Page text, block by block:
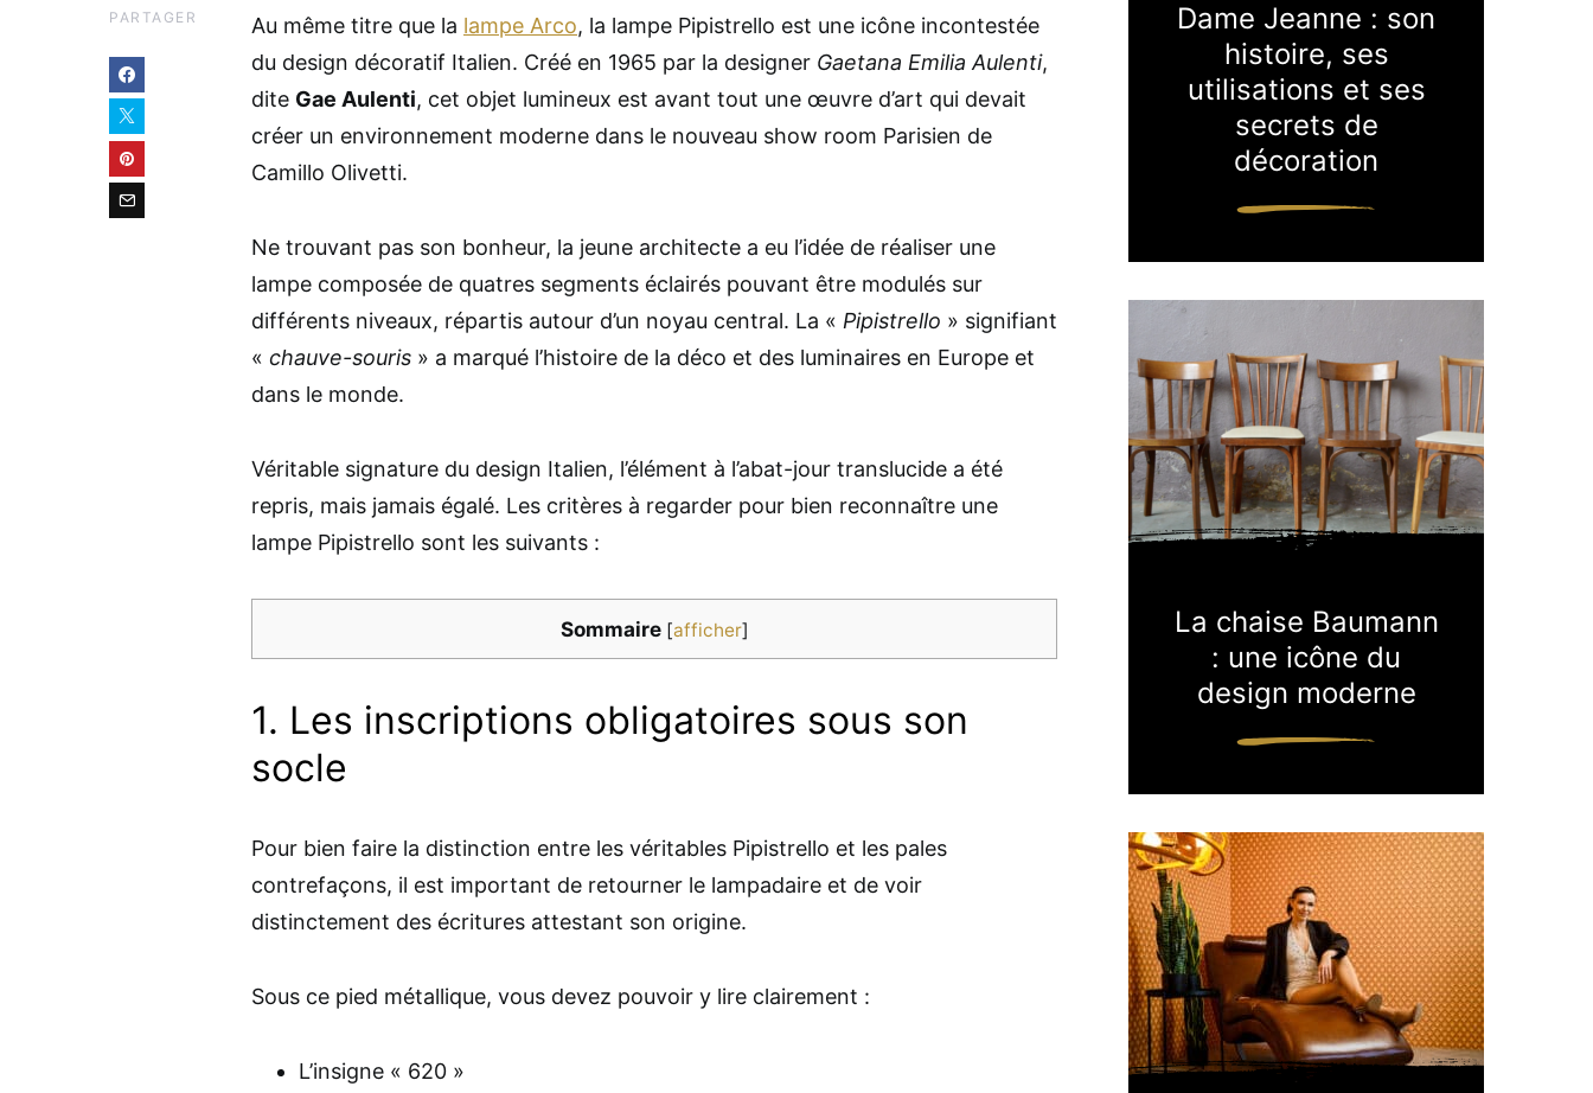
PARTAGER Au même titre que la lampe Arco, la lampe Pipistrello est une icône incontestée
du design décoratif Italien. Créé en 1965 par la designer Gaetana Emilia Aulenti,
dite Gae Aulenti, cet objet lumineux est avant tout une œuvre d’art qui devait
créer un environnement moderne dans le nouveau show room Parisien de
Camillo Olivetti.
Ne trouvant pas son bonheur, la jeune architecte a eu l’idée de réaliser une
lampe composée de quatres segments éclairés pouvant être modulés sur
différents niveaux, répartis autour d’un noyau central. La « Pipistrello » signifiant
« chauve-souris » a marqué l’histoire de la déco et des luminaires en Europe et
dans le monde.
Véritable signature du design Italien, l’élément à l’abat-jour translucide a été
repris, mais jamais égalé. Les critères à regarder pour bien reconnaître une
lampe Pipistrello sont les suivants :
Sommaire [afficher]
1. Les inscriptions obligatoires sous son
socle
Pour bien faire la distinction entre les véritables Pipistrello et les pales
contrefaçons, il est important de retourner le lampadaire et de voir
distinctement des écritures attestant son origine.
Sous ce pied métallique, vous devez pouvoir y lire clairement :
L’insigne « 620 »
Dame Jeanne : son
histoire, ses
utilisations et ses
secrets de
décoration
La chaise Baumann
: une icône du
design moderne